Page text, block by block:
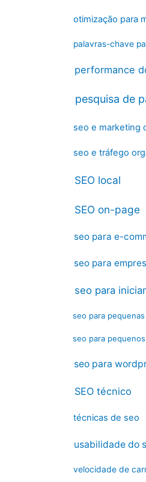
otimização para
palavras-chave
performance
pesquisa de
seo e marketing
seo e tráfego
SEO local
SEO on-page
seo para e-
seo para
seo para
seo para
seo para
seo para
SEO técnico
técnicas de seo
usabilidade do
velocidade de